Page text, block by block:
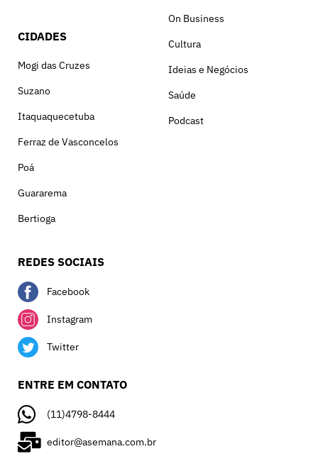
CIDADES
Mogi das Cruzes
Suzano
Itaquaquecetuba
Ferraz de Vasconcelos
Poá
Guararema
Bertioga
On Business
Cultura
Ideias e Negócios
Saúde
Podcast
REDES SOCIAIS
Facebook
Instagram
Twitter
ENTRE EM CONTATO
(11)4798-8444
editor@asemana.com.br